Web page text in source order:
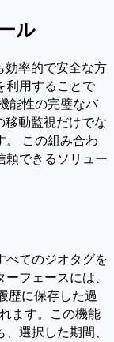
ル
率的で安全な方
利用することで
能性の完璧なバ
動監視だけでな
この組み合わ
頼できるソリュー
べてのジオタグを
フェースには、
歴に保存した過
ます。この機能
選択した期間、